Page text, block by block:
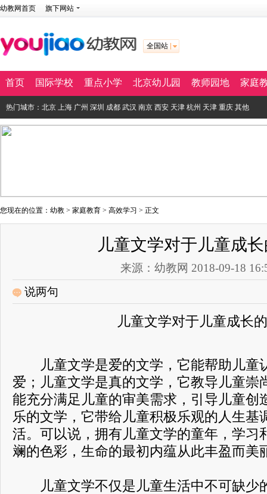
幼教网首页 旗下网站
全国站
首页 国际学校 重点小学 北京幼儿园 教师园地 家庭
热门城市： 北京 上海 广州 深圳 成都 武汉 南京 西安 天津 杭州 天津 重庆 其他
您现在的位置： 幼教 > 家庭教育 > 高效学习 > 正文
儿童文学对于儿童成
来源：幼教网 2018-09-18
说两句
儿童文学对于儿童成长
儿童文学是爱的文学，它能帮助儿童
爱；儿童文学是真的文学，它教导儿童崇
能充分满足儿童的审美需求，引导儿童创
乐的文学，它带给儿童积极乐观的人生基
活。可以说，拥有儿童文学的童年，学习
斓的色彩，生命的最初内蕴从此丰盈而美
儿童文学不仅是儿童生活中不可缺少